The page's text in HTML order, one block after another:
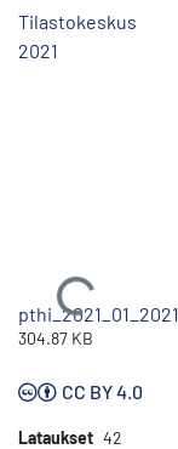
Tilastokeskus
2021
Ladataan...
304.87 KB
CC BY 4.0
Lataukset 42